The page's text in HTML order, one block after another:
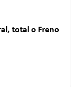
total o Freno